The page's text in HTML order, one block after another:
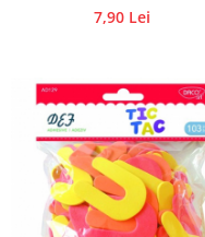
Articole din bumbac
Saculeti
Design cofetarie
Forme pentru turnat ciocolata
Mozaic
Pictura pe fata si corp
7,90 Lei